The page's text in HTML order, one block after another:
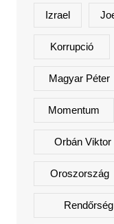
Izrael
Korrupció
Magyar Péter
Momentum
Orbán Viktor
Oroszország
Rendőrség